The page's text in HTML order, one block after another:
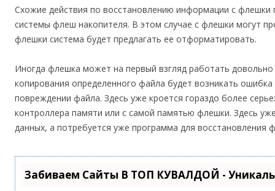
Схожие действия по восстановлению информации с
системы флеш накопителя. В этом случае с флешки могут
флешки система будет предлагать ее отформатировать.
Иногда флешка может на первый взгляд работать
копирования определенного файла будет возникать
повреждении файла. Здесь уже кроется гораздо более
контроллера памяти или с самой памятью флешки. Здесь
данных, а потребуется уже программа для восстановления
Забиваем Сайты В ТОП КУВАЛДОЙ -